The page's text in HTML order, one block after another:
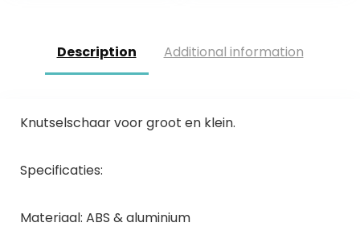
Description Additional information
Knutselschaar voor groot en klein.
Specificaties:
Materiaal: ABS & aluminium